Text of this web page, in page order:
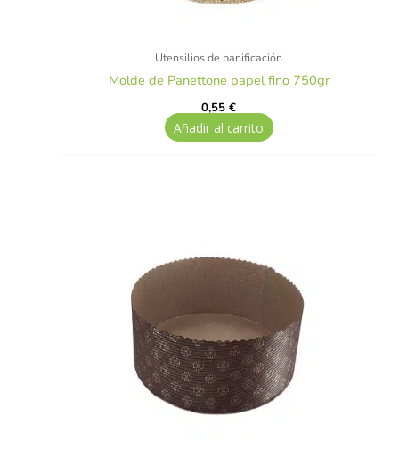
Utensilios de panificación
Molde de Panettone papel fino 750gr
0,55€
Añadir al carrito